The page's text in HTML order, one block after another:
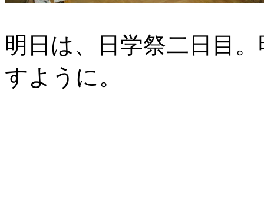
明日は、日学祭二日目
すように。